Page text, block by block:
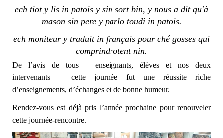
ech tiot y lis in patois y sin sort bin, y nous a dit qu'à
mason sin pere y parlo toudi in patois.
ech moniteur y traduit in français pour ché gosses qui
comprindrotent nin.
De l’avis de tous – enseignants, élèves et nos deux
intervenants – cette journée fut une réussite riche
d’enseignements, d’échanges et de bonne humeur.
Rendez-vous est déjà pris l’année prochaine pour renouveler
cette journée-rencontre.